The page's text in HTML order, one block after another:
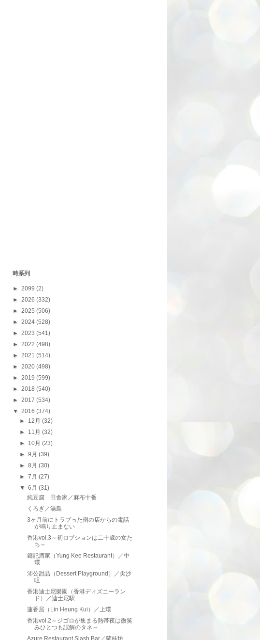
時系列
► 2099 (2)
► 2026 (332)
► 2025 (506)
► 2024 (528)
► 2023 (541)
► 2022 (498)
► 2021 (514)
► 2020 (498)
► 2019 (599)
► 2018 (540)
► 2017 (534)
▼ 2016 (374)
► 12月(32)
► 11月(32)
► 10月(23)
►9月(39)
►8月(30)
►7月(27)
▼6月(31)
純豆腐 田舎家／麻布十番
くろぎ／湯島
3ヶ月前にトラブった例の店からの電話
が鳴り止まない
香港vol.3～初ロブションは二十歳の女た
ち～
鏞記酒家（Yung Kee Restaurant）／中
環
沛公甜品（Dessert Playground）／尖沙
咀
香港迪士尼樂園（香港ディズニーラン
ド）／迪士尼駅
蓮香居（Lin Heung Kui）／上環
香港vol.2～ジゴロが集まる熱帯夜は微笑
みひとつも誤解のタネ～